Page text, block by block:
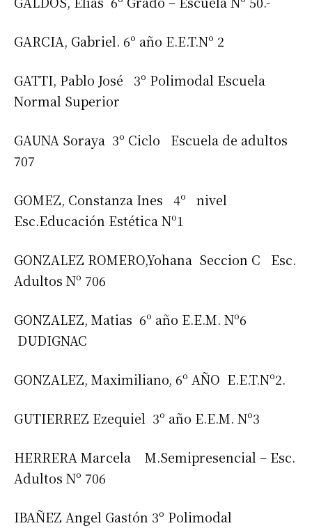
GARCIA, Gabriel. 6º año E.E.T.Nº 2
GATTI, Pablo José 3º Polimodal Escuela
Normal Superior
GAUNA Soraya 3º Ciclo Escuela de adultos
707
GOMEZ, Constanza Ines 4º nivel
Esc.Educación Estética Nº1
GONZALEZ ROMERO,Yohana Seccion C Esc.
Adultos Nº 706
GONZALEZ, Matias 6º año E.E.M. Nº6
DUDIGNAC
GONZALEZ, Maximiliano, 6º AÑO E.E.T.Nº2.
GUTIERREZ Ezequiel 3º año E.E.M. Nº3
HERRERA Marcela M.Semipresencial – Esc.
Adultos Nº 706
IBAÑEZ Angel Gastón 3º Polimodal